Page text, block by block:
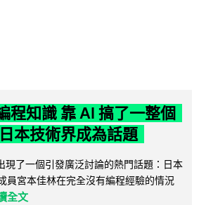
程知識 靠 AI 搞了一整個
本技術界成為話題
現了一個引發廣泛討論的熱門話題：日本
員宮本佳林在完全沒有編程經驗的情況
全文